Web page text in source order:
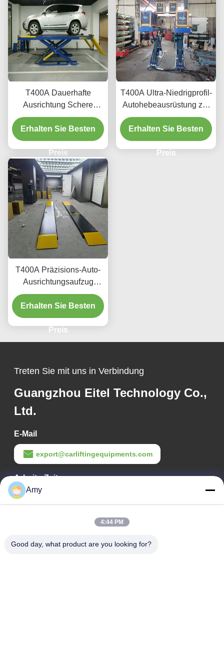
T400A Dauerhafte
Ausrichtung Schere
Heben 4000kg mit
glattem Heben
Erhalten Sie Besten
Preis
T400A Ultra-Niedrigprofil-
Autohebeausrüstung zur
Ausrichtung und Wartung
Erhalten Sie Besten
Preis
T400A Präzisions-Auto-
Ausrichtungsaufzug
380V/220V mit niedrigem
Profil
Erhalten Sie Besten
Preis
Treten Sie mit uns in Verbindung
Guangzhou Eitel Technology Co.,
Ltd.
E-Mail
export@carliftingequipments.com
Arbeits-Zeit
09:00-18:00
106. Nationalstraße, Stadtteil Huadu, Stadt Guangzhou
Amy
4:44 PM
Good day, what product are you looking for?